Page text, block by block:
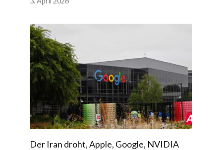
Der Iran droht, Apple, Google, NVIDIA